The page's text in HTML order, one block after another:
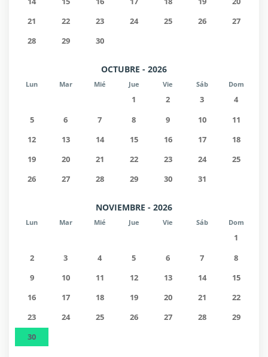
21
22 23 24 25 26
27
28
29 30
OCTUBRE - 2026
Lun Mar Mié Jue Vie Sáb Dom
1 2 3
4
5
6 7 8 9 10
11
12
13 14 15 16 17
18
19
20 21 22 23 24
25
26
27 28 29 30 31
NOVIEMBRE - 2026
Lun Mar Mié Jue Vie Sáb Dom
1
2
3 4 5 6 7
8
9
10 11 12 13 14
15
16
17 18 19 20 21
22
23
24 25 26 27 28
29
30